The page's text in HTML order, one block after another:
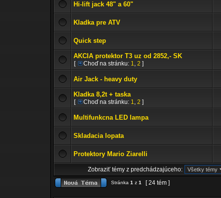
Hi-lift jack 48" a 60"
Kladka pre ATV
Quick step
AKCIA protektor T3 uz od 2852,- SK
[ Choď na stránku: 1, 2 ]
Air Jack - heavy duty
Kladka 8,2t + taska
[ Choď na stránku: 1, 2 ]
Multifunkcna LED lampa
Skladacia lopata
Protektory Mario Ziarelli
Zobraziť témy z predchádzajúceho:
Stránka 1 z 1 [ 24 tém ]